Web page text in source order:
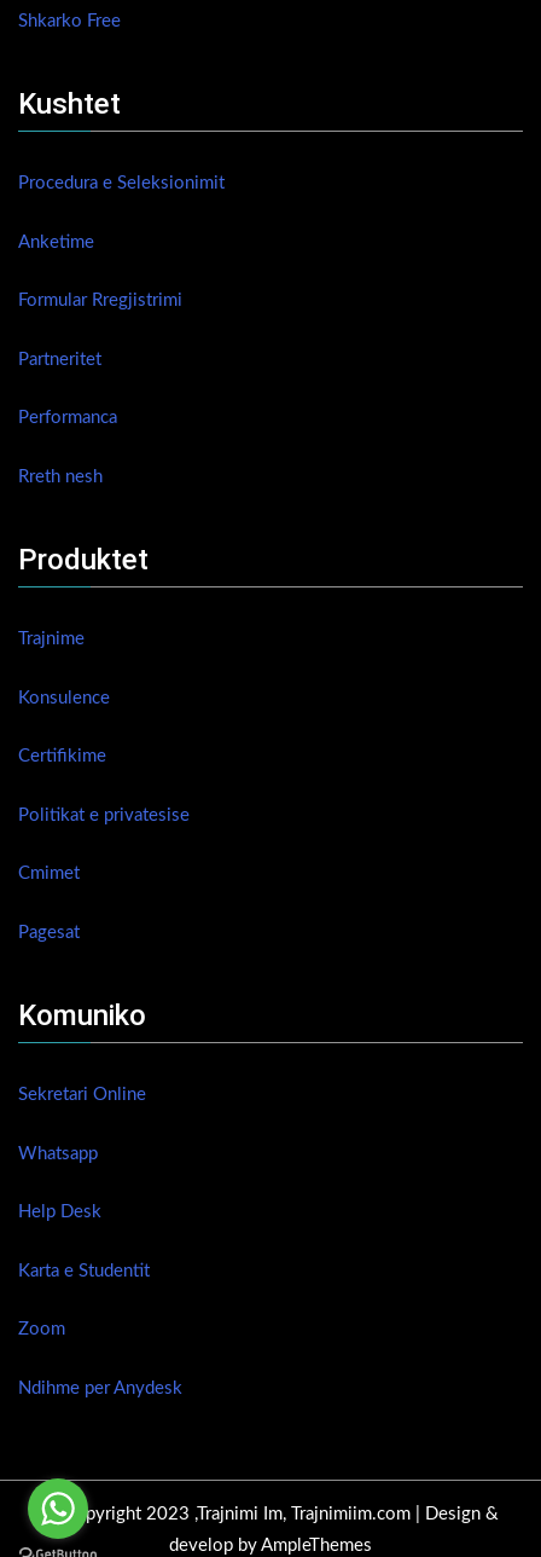
Shkarko Free
Kushtet
Procedura e Seleksionimit
Anketime
Formular Rregjistrimi
Partneritet
Performanca
Rreth nesh
Produktet
Trajnime
Konsulence
Certifikime
Politikat e privatesise
Cmimet
Pagesat
Komuniko
Sekretari Online
Whatsapp
Help Desk
Karta e Studentit
Zoom
Ndihme per Anydesk
© Copyright 2023 ,Trajnimi Im, Trajnimiim.com |
Design &
develop by AmpleThemes